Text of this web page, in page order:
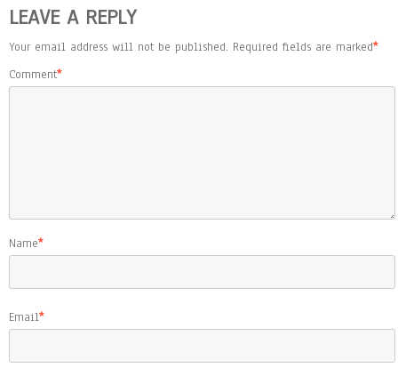
LEAVE A REPLY
Your email address will not be published. Required fields are marked*
Comment*
Name*
Email*